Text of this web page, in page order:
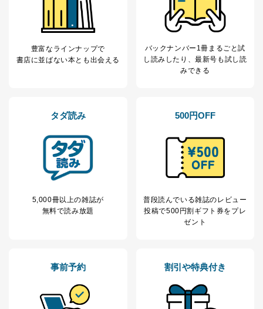
SNS公式アカウン
トに登録された方
の個人情報
お問い合わせ対応、トラブル対
処、オペレーター教育など応対品
その他当社のプライバシーポリシ
ー等にて公表する利用目的達成の
開示等のご請求に対応させていただきます。
なお、6、7については、パートナー（提携企業）様又は
ます。
３．個人情報の第三者提供について
本人の同意を得ることなく第三者に提供することはあり
ません。ただし、次の場合は除きます。
公衆衛生の向上または児童の健全な育成の推進のため
とが困難である場合。
国の機関もしくは地方公共団体またはその委託を受け
豊富なラインナップで
書店に並ばない本とも出会える
バックナンバー1冊まるごと試
し読み したり、最新号も試し読
みできる
タダ読み
5,000冊以上の雑誌が
無料で読み放題
500円OFF
普段読んでいる雑誌のレビュー
投稿で500円割ギフト券をプレ
ゼント
事前予約 割引や特典付き